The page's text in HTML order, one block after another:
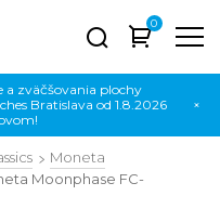
0
a zväčšovania plochy
Bratislava od 1.8.2026
×
Moneta
Moonphase FC-